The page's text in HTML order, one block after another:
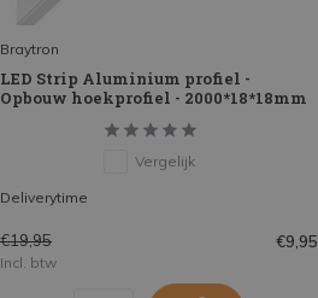
Braytron
LED Strip Aluminium profiel -
Opbouw hoekprofiel - 2000*18*18mm
Vergelijk
Deliverytime
€19,95 €9,95
Incl. btw